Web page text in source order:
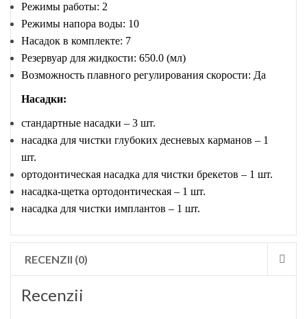
Режимы работы: 2
Режимы напора воды: 10
Насадок в комплекте: 7
Резервуар для жидкости: 650.0 (мл)
Возможность плавного регулирования скорости: Да
Насадки:
стандартные насадки – 3 шт.
насадка для чистки глубоких десневых карманов – 1
шт.
ортодонтическая насадка для чистки брекетов – 1 шт.
насадка-щетка ортодонтическая – 1 шт.
насадка для чистки имплантов – 1 шт.
RECENZII (0)
Recenzii